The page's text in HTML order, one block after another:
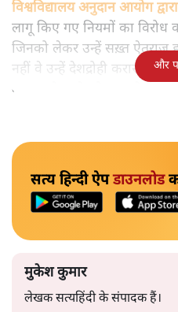
विश्वविद्यालय अनुदान आयोग
लागू किए गए नियमों का
जिनको लेकर उन्हें सख़्त ऐतराज़
नहीं वे उन्हें देशद्रोही करार
बाहर चले जाने को कह रहे थे।
और
सत्य हिन्दी ऐपडाउनलोड
मुकेश कुमार
लेखक सत्यहिंदी के संपादक हैं।